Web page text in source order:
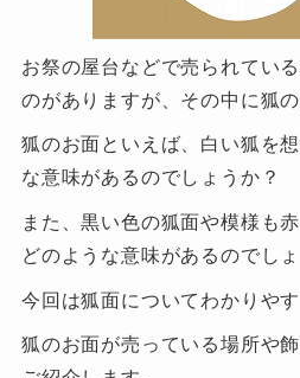
お祭の屋台などで売られてい
のがありますが、その中に狐
狐のお面といえば、白い狐を
な意味があるのでしょうか？
また、黒い色の狐面や模様も
どのような意味があるのでし
今回は狐面についてわかりやす
狐のお面が売っている場所や